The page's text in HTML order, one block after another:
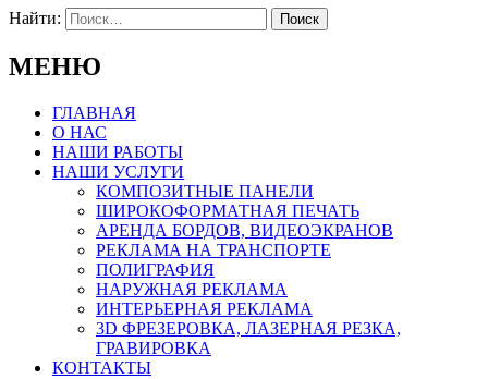
Найти:
МЕНЮ
ГЛАВНАЯ
О НАС
НАШИ РАБОТЫ
НАШИ УСЛУГИ
КОМПОЗИТНЫЕ ПАНЕЛИ
ШИРОКОФОРМАТНАЯ ПЕЧАТЬ
АРЕНДА БОРДОВ, ВИДЕОЭКРАНОВ
РЕКЛАМА НА ТРАНСПОРТЕ
ПОЛИГРАФИЯ
НАРУЖНАЯ РЕКЛАМА
ИНТЕРЬЕРНАЯ РЕКЛАМА
3D ФРЕЗЕРОВКА, ЛАЗЕРНАЯ РЕЗКА,
ГРАВИРОВКА
КОНТАКТЫ